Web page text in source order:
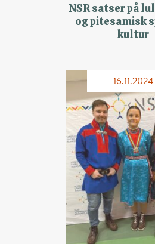
NSR satser på
og pitesamisk
kultur
16.11.2024